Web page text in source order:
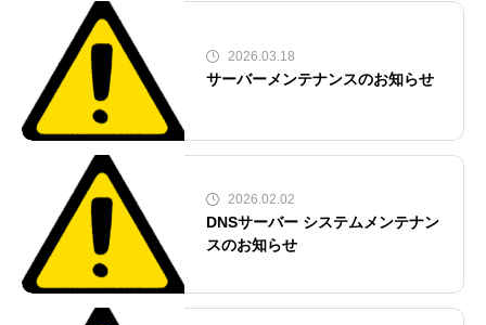
2026.03.18
サーバーメンテナンスのお知らせ
2026.02.02
DNSサーバー システムメンテナン
スのお知らせ